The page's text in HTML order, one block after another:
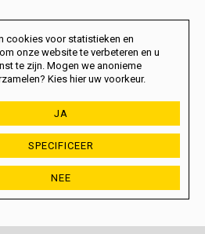
cookies voor statistieken en
onze website te verbeteren en u
te zijn. Mogen we anonieme
Kies hier uw voorkeur.
JA
SPECIFICEER
NEE